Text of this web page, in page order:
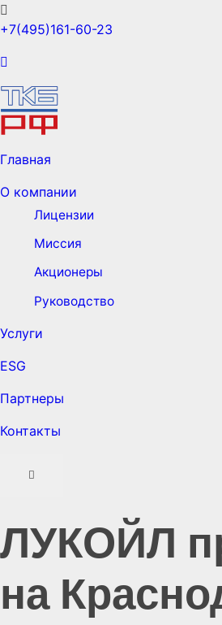
+7(495)161-60-23
Главная
О компании
Лицензии
Миссия
Акционеры
Руководство
Услуги
ESG
Партнеры
Контакты
ЛУКОЙЛ
на